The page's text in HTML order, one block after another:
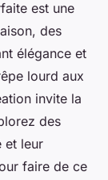
est une
des
élégance et
lourd aux
invite la
des
et leur
faire de ce